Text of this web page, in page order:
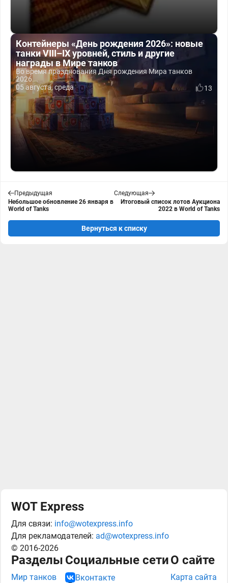
Контейнеры «День рождения 2026»: новые
танки VIII–IX уровней, стиль и другие
награды в Мире танков
Во время празднования Дня рождения Мира танков
2026...
05 августа, среда
13
Предыдущая
Небольшое обновление 26 января в
World of Tanks
Следующая
Итоговый список лотов Аукциона
2022 в World of Tanks
Вернуться к списку
WOT Express
Для связи: info@wotexpress.info
Для рекламодателей: ad@wotexpress.info
© 2016-2026
Разделы
Мир танков
Социальные сети
Вконтакте
О сайте
Карта сайта